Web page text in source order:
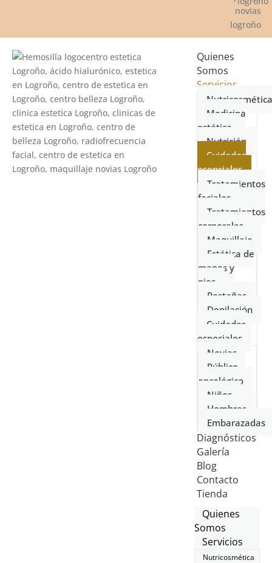
Quienes
Somos
Servicios
Nutricosmética
Medicina
estética
Nutrición
Cuidados
esenciales
Tratamientos
faciales
Tratamientos
corporales
Maquillaje
Estética de
manos y
pies
Pestañas
Depilación
Cuidados
especiales
Novias
Público
oncológico
Niños
Hombres
Embarazadas
Diagnósticos
Galería
Blog
Contacto
Tienda
Quienes
Somos
Servicios
Nutricosmética